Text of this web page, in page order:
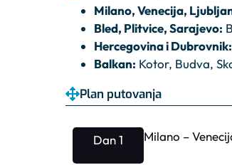
Milano, Venecija,
Bled, Plitvice, Sarajevo:
Hercegovina i Dubrovnik:
Balkan: Kotor, Budva,
Plan putovanja
Dan 1 Milano –